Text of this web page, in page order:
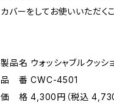
カバーをしてお使いいただく
製品名 ウォッシャブルクッシ
品 番 CWC-4501
価 格 4,300円（税込 4,730